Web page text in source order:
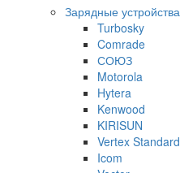
Зарядные устройства
Turbosky
Comrade
СОЮЗ
Motorola
Hytera
Kenwood
KIRISUN
Vertex Standard
Icom